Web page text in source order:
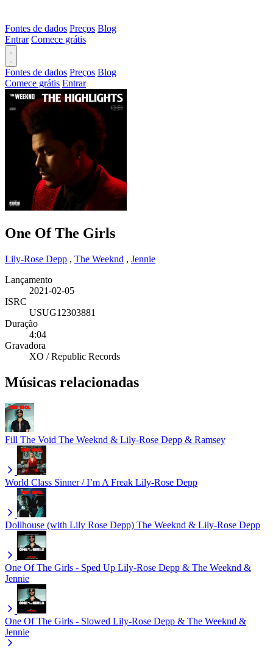
Fontes de dados Preços Blog
Entrar Comece grátis
Fontes de dados Preços Blog
Comece grátis Entrar
One Of The Girls
Lily-Rose Depp , The Weeknd , Jennie
Lançamento
2021-02-05
ISRC
USUG12303881
Duração
4:04
Gravadora
XO / Republic Records
Músicas relacionadas
Fill The Void The Weeknd & Lily-Rose Depp & Ramsey
World Class Sinner / I’m A Freak Lily-Rose Depp
Dollhouse (with Lily Rose Depp) The Weeknd & Lily-Rose Depp
One Of The Girls - Sped Up Lily-Rose Depp & The Weeknd &
Jennie
One Of The Girls - Slowed Lily-Rose Depp & The Weeknd &
Jennie